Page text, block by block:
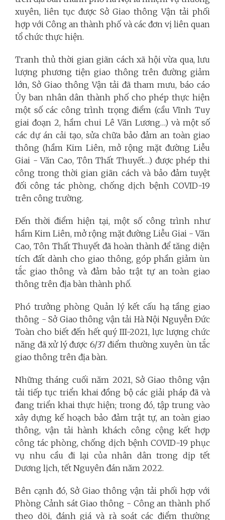
xuyên, liên tục được Sở Giao thông Vận tải phối
hợp với Công an thành phố và các đơn vị liên quan
tổ chức thực hiện.
Tranh thủ thời gian giãn cách xã hội vừa qua, lưu
lượng phương tiện giao thông trên đường giảm
lớn, Sở Giao thông Vận tải đã tham mưu, báo cáo
Ủy ban nhân dân thành phố cho phép thực hiện
một số các công trình trọng điểm (cầu Vĩnh Tuy
giai đoạn 2, hầm chui Lê Văn Lương…) và một số
các dự án cải tạo, sửa chữa bảo đảm an toàn giao
thông (hầm Kim Liên, mở rộng mặt đường Liễu
Giai - Văn Cao, Tôn Thất Thuyết…) được phép thi
công trong thời gian giãn cách và bảo đảm tuyệt
đối công tác phòng, chống dịch bệnh COVID-19
trên công trường.
Đến thời điểm hiện tại, một số công trình như
hầm Kim Liên, mở rộng mặt đường Liễu Giai - Văn
Cao, Tôn Thất Thuyết đã hoàn thành để tăng diện
tích đất dành cho giao thông, góp phần giảm ùn
tắc giao thông và đảm bảo trật tự an toàn giao
thông trên địa bàn thành phố.
Phó trưởng phòng Quản lý kết cấu hạ tầng giao
thông - Sở Giao thông vận tải Hà Nội Nguyễn Đức
Toàn cho biết đến hết quý III-2021, lực lượng chức
năng đã xử lý được 6/37 điểm thường xuyên ùn tắc
giao thông trên địa bàn.
Những tháng cuối năm 2021, Sở Giao thông vận
tải tiếp tục triển khai đồng bộ các giải pháp đã và
đang triển khai thực hiện; trong đó, tập trung vào
xây dựng kế hoạch bảo đảm trật tự, an toàn giao
thông, vận tải hành khách công cộng kết hợp
công tác phòng, chống dịch bệnh COVID-19 phục
vụ nhu cầu đi lại của nhân dân trong dịp tết
Dương lịch, tết Nguyên đán năm 2022.
Bên cạnh đó, Sở Giao thông vận tải phối hợp với
Phòng Cảnh sát Giao thông - Công an thành phố
theo dõi, đánh giá và rà soát các điểm thường